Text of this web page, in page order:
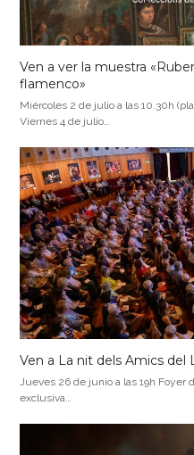
Ven a ver la muestra
flamenco»
Miércoles 2 de julio a las 10.30h
Viernes 4 de julio…
Ven a La nit dels Amics del
Jueves 26 de junio a las 19h Foyer
exclusiva…